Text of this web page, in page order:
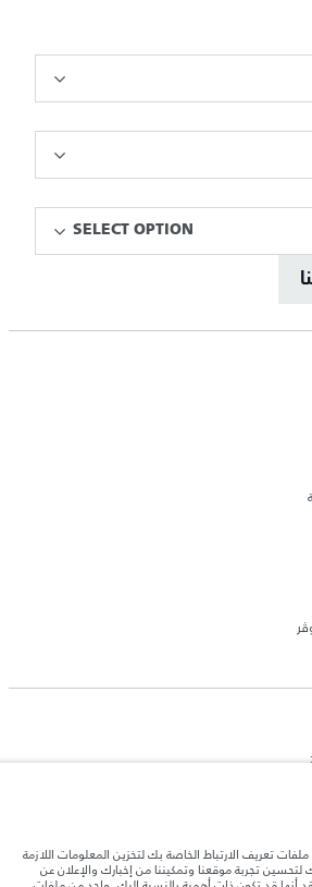
SELECT OPTION
السيارة القياسية. سوف تؤثر الإكسسوارات وغيرها من
في الحمولة. تأكد من عدم تجاوز الوزن الإجمالي للسيارة
تعريف الارتباط الخاصة بك لتخزين المعلومات اللازمة
تجربة موقعنا وتمكيننا من إخبارك والإعلان عن